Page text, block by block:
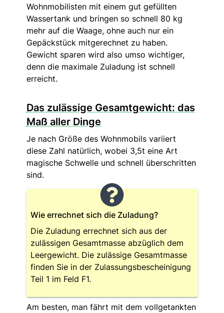
Wohnmobilisten mit einem gut gefüllten
Wassertank und bringen so schnell 80 kg
mehr auf die Waage, ohne auch nur ein
Gepäckstück mitgerechnet zu haben.
Gewicht sparen wird also umso wichtiger,
denn die maximale Zuladung ist schnell
erreicht.
Das zulässige Gesamtgewicht: das
Maß aller Dinge
Je nach Größe des Wohnmobils variiert
diese Zahl natürlich, wobei 3,5t eine Art
magische Schwelle und schnell überschritten
sind.
Wie errechnet sich die Zuladung?
Die Zuladung errechnet sich aus der
zulässigen Gesamtmasse abzüglich dem
Leergewicht. Die zulässige Gesamtmasse
finden Sie in der Zulassungsbescheinigung
Teil 1 im Feld F1.
Am besten, man fährt mit dem vollgetankten